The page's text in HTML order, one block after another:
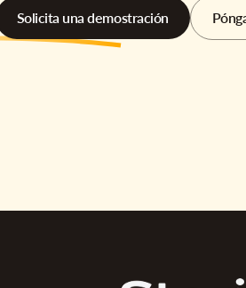
Solicita una demostración